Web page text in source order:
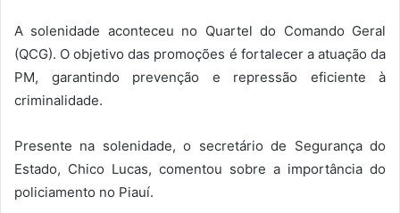
A solenidade aconteceu no Quartel do Comando Geral
(QCG). O objetivo das promoções é fortalecer a atuação da
PM, garantindo prevenção e repressão eficiente à
criminalidade.
Presente na solenidade, o secretário de Segurança do
Estado, Chico Lucas, comentou sobre a importância do
policiamento no Piauí.